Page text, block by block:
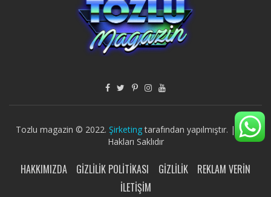
Tozlu magazin © 2022. Şirketingtarafından yapılmıştır. | Tüm
Hakları Saklıdır
HAKKIMIZDA GIZLILIK POLITIKASI GIZLILIK
REKLAM VERIN
İLETIŞIM